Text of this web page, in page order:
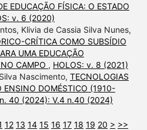
EDUCAÇÃO FÍSICA: O ESTADO
v. 6 (2020)
Klivia de Cassia Silva Nunes,
CRÍTICA COMO SUBSÍDIO
UMA EDUCAÇÃO
CAMPO , HOLOS: v. 8 (2021)
Nascimento, TECNOLOGIAS
ENSINO DOMÉSTICO (1910-
40 (2024): V.4 n.40 (2024)
12 13 14 15 16 17 18 19 20 > >>